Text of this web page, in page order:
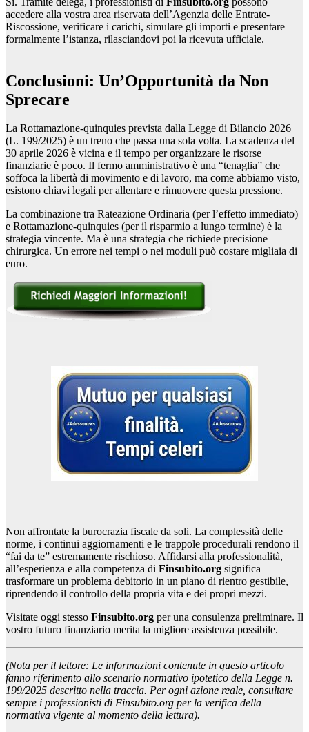
accedere alla vostra area riservata dell’Agenzia delle Entrate-
Riscossione, verificare i carichi, simulare gli importi e presentare
formalmente l’istanza, rilasciandovi poi la ricevuta ufficiale.
Conclusioni: Un’Opportunità da Non
Sprecare
La Rottamazione-quinquies prevista dalla Legge di Bilancio 2026
(L. 199/2025) è un treno che passa una sola volta. La scadenza del
30 aprile 2026 è vicina e il tempo per organizzare le risorse
finanziarie è poco. Il fermo amministrativo è una “tenaglia” che
soffoca la libertà di movimento e di lavoro, ma come abbiamo visto,
esistono chiavi legali per allentare e rimuovere questa pressione.
La combinazione tra Rateazione Ordinaria (per l’effetto immediato)
e Rottamazione-quinquies (per il risparmio a lungo termine) è la
strategia vincente. Ma è una strategia che richiede precisione
chirurgica. Un errore nei tempi o nei moduli può costare migliaia di
euro.
Non affrontate la burocrazia fiscale da soli. La complessità delle
norme, i continui aggiornamenti e le trappole procedurali rendono il
“fai da te” estremamente rischioso. Affidarsi alla professionalità,
all’esperienza e alla competenza di Finsubito.org significa
trasformare un problema debitorio in un piano di rientro gestibile,
riprendendo il controllo della propria vita e dei propri mezzi.
Visitate oggi stesso Finsubito.org per una consulenza preliminare. Il
vostro futuro finanziario merita la migliore assistenza possibile.
(Nota per il lettore: Le informazioni contenute in questo articolo
fanno riferimento allo scenario normativo ipotetico della Legge n.
199/2025 descritto nella traccia. Per ogni azione reale, consultare
sempre i professionisti di Finsubito.org per la verifica della
normativa vigente al momento della lettura).